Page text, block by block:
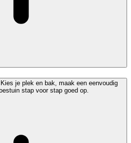
Kies je plek en bak, maak een eenvoudig
stap voor stap goed op.